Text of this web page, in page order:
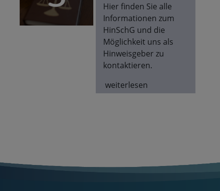
Hier finden Sie alle
Informationen zum
HinSchG und die
Möglichkeit uns als
Hinweisgeber zu
kontaktieren.
weiterlesen